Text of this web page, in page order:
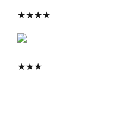
★★★★
★★★